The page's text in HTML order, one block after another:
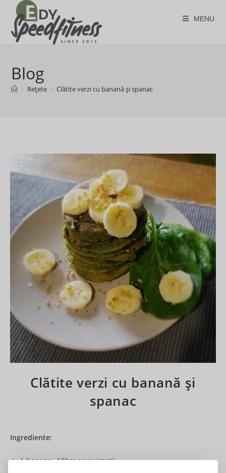
content
MENU
Blog
> Rețete > Clătite verzi cu banană și spanac
Clătite verzi cu banană și
spanac
Ingrediente:
1 banana- 100gr aproximativ